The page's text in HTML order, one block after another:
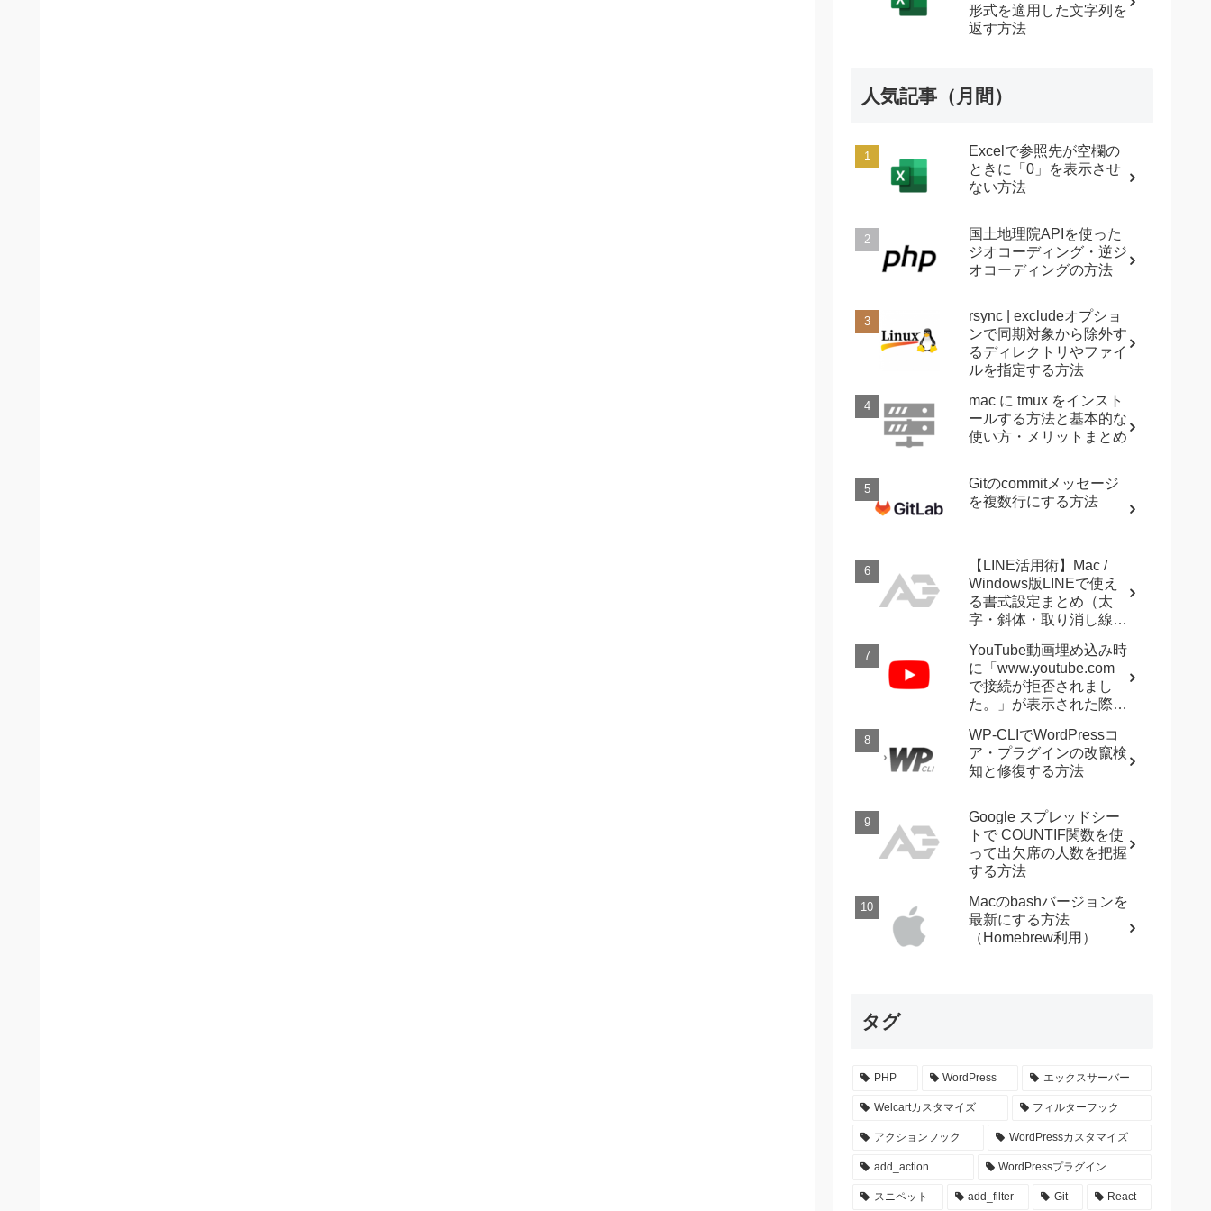
形式を適用した文字列を
返す方法
人気記事（月間）
Excelで参照先が空欄の
ときに「0」を表示させ
ない方法
国土地理院APIを使った
ジオコーディング・逆ジ
オコーディングの方法
rsync | excludeオプショ
ンで同期対象から除外す
るディレクトリやファイ
ルを指定する方法
mac に tmux をインスト
ールする方法と基本的な
使い方・メリットまとめ
Gitのcommitメッセージ
を複数行にする方法
【LINE活用術】Mac /
Windows版LINEで使え
る書式設定まとめ（太
字・斜体・取り消し線・
YouTube動画埋め込み時
に「www.youtube.com
で接続が拒否されまし
た。」が表示された際に
WP-CLIでWordPressコ
ア・プラグインの改竄検
知と修復する方法
Google スプレッドシー
トで COUNTIF関数を使
って出欠席の人数を把握
する方法
Macのbashバージョンを
最新にする方法
（Homebrew利用）
タグ
PHP WordPress エックスサーバー
Welcartカスタマイズ フィルターフック
アクションフック WordPressカスタマイズ
add_action WordPressプラグイン
スニペット add_filter Git React